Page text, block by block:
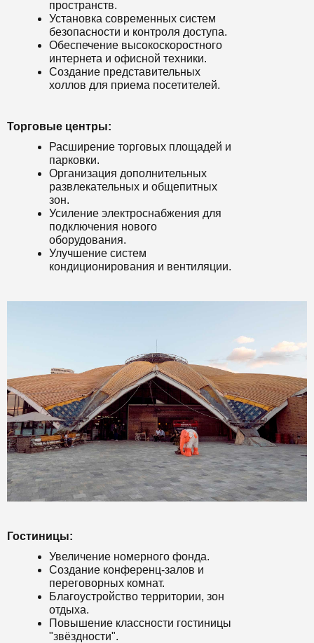
пространств.
Установка современных систем
безопасности и контроля доступа.
Обеспечение высокоскоростного
интернета и офисной техники.
Создание представительных
холлов для приема посетителей.
Торговые центры:
Расширение торговых площадей и
парковки.
Организация дополнительных
развлекательных и общепитных
зон.
Усиление электроснабжения для
подключения нового
оборудования.
Улучшение систем
кондиционирования и вентиляции.
Гостиницы:
Увеличение номерного фонда.
Создание конференц-залов и
переговорных комнат.
Благоустройство территории, зон
отдыха.
Повышение классности гостиницы
"звёздности".